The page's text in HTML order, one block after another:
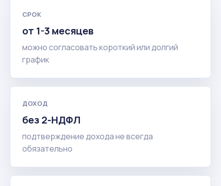
СРОК
от 1-3 месяцев
можно согласовать короткий или долгий
график
ДОХОД
без 2-НДФЛ
подтверждение дохода не всегда
обязательно